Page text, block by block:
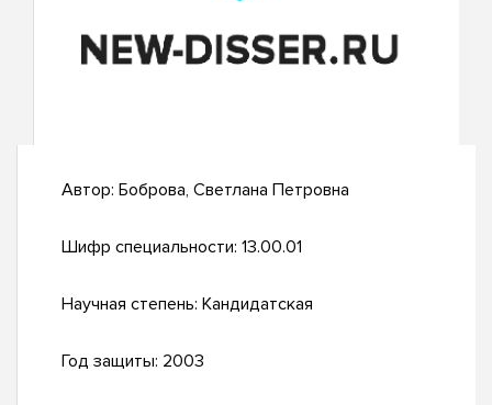
Автор: Боброва, Светлана Петровна
Шифр специальности: 13.00.01
Научная степень: Кандидатская
Год защиты: 2003